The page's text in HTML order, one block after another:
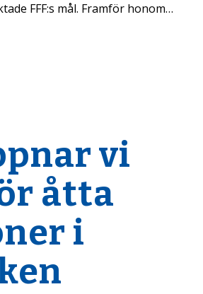
FFF:s mål. Framför honom…
vi
åtta
i